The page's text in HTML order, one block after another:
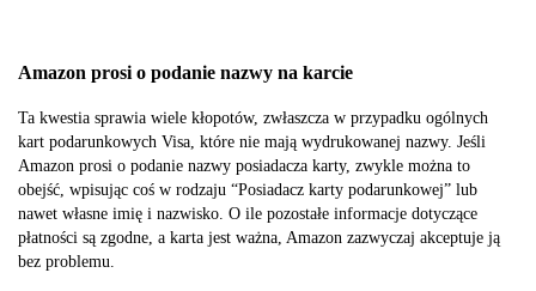
Amazon prosi o podanie nazwy na karcie
Ta kwestia sprawia wiele kłopotów, zwłaszcza w przypadku ogólnych
kart podarunkowych Visa, które nie mają wydrukowanej nazwy. Jeśli
Amazon prosi o podanie nazwy posiadacza karty, zwykle można to
obejść, wpisując coś w rodzaju “Posiadacz karty podarunkowej” lub
nawet własne imię i nazwisko. O ile pozostałe informacje dotyczące
płatności są zgodne, a karta jest ważna, Amazon zazwyczaj akceptuje ją
bez problemu.